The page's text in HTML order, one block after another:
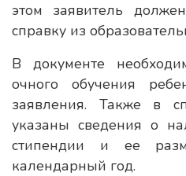
этом заявитель
справку из
В документе
очного обучения
заявления. Также в
указаны сведения о
стипендии и ее
календарный год.